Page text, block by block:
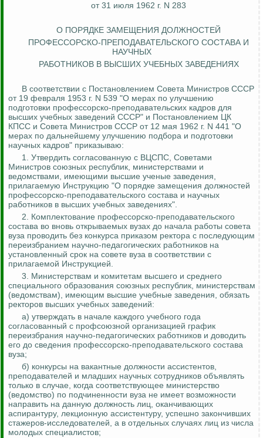
от 31 июля 1962 г. N 283
О ПОРЯДКЕ ЗАМЕЩЕНИЯ ДОЛЖНОСТЕЙ
ПРОФЕССОРСКО-ПРЕПОДАВАТЕЛЬСКОГО СОСТАВА И
НАУЧНЫХ
РАБОТНИКОВ В ВЫСШИХ УЧЕБНЫХ ЗАВЕДЕНИЯХ
В соответствии с Постановлением Совета Министров СССР
от 19 февраля 1953 г. N 539 "О мерах по улучшению
подготовки профессорско-преподавательских кадров для
высших учебных заведений СССР" и Постановлением ЦК
КПСС и Совета Министров СССР от 12 мая 1962 г. N 441 "О
мерах по дальнейшему улучшению подбора и подготовки
научных кадров" приказываю:
1. Утвердить согласованную с ВЦСПС, Советами
Министров союзных республик, министерствами и
ведомствами, имеющими высшие ученые заведения,
прилагаемую Инструкцию "О порядке замещения должностей
профессорско-преподавательского состава и научных
работников в высших учебных заведениях".
2. Комплектование профессорско-преподавательского
состава во вновь открываемых вузах до начала работы совета
вуза проводить без конкурса приказом ректора с последующим
переизбранием научно-педагогических работников на
установленный срок на совете вуза в соответствии с
прилагаемой Инструкцией.
3. Министерствам и комитетам высшего и среднего
специального образования союзных республик, министерствам
(ведомствам), имеющим высшие учебные заведения, обязать
ректоров высших учебных заведений:
а) утверждать в начале каждого учебного года
согласованный с профсоюзной организацией график
переизбрания научно-педагогических работников и доводить
его до сведения профессорско-преподавательского состава
вуза;
б) конкурсы на вакантные должности ассистентов,
преподавателей и младших научных сотрудников объявлять
только в случае, когда соответствующее министерство
(ведомство) по подчиненности вуза не имеет возможности
направить на данную должность лиц, оканчивающих
аспирантуру, лекционную ассистентуру, успешно закончивших
стажеров-исследователей, а в отдельных случаях лиц из числа
молодых специалистов;